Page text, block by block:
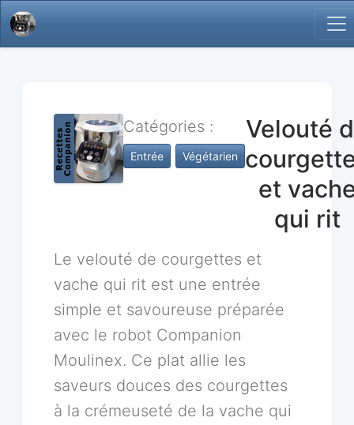
Catégories :
Entrée Végétarien
Velouté
et
qui rit
Le velouté de courgettes et
vache qui rit est une entrée
simple et savoureuse préparée
avec le robot Companion
Moulinex. Ce plat allie les
saveurs douces des courgettes
à la crémeuseté de la vache qui